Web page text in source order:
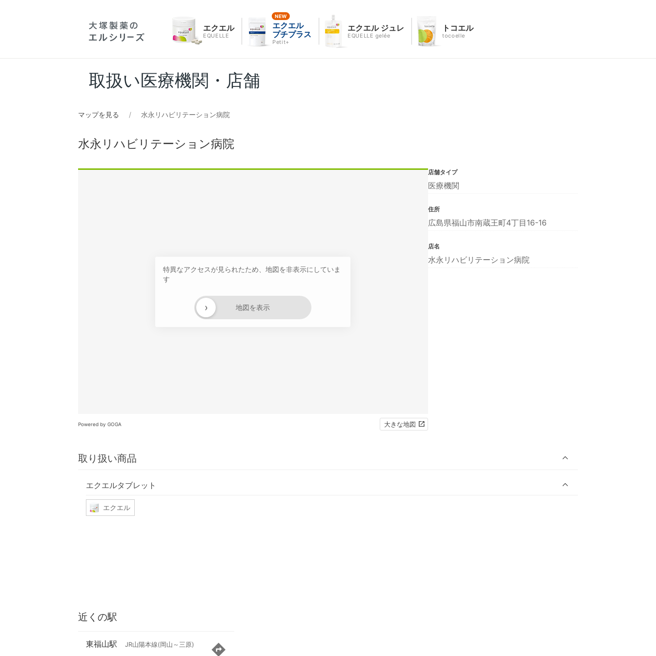
エクエル
EQUELLE
エクエル
プチプラス
Petit+
エクエル ジュレ
EQUELLE gelée
トコエル
tocoelle
取扱い医療機関・店舗
マップを見る 水永リハビリテーション病院
水永リハビリテーション病院
特異なアクセスが見られたため、地図を非表示にしていま
す
地図を表示
›
Powered by GOGA 大きな地図
取り扱い商品
エクエルタブレット
エクエル
店舗タイプ
医療機関
住所
広島県福山市南蔵王町4丁目16-16
店名
水永リハビリテーション病院
近くの駅
東福山駅 JR山陽本線(岡山～三原)